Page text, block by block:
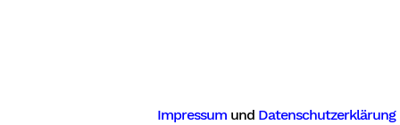
Impressum und Datenschutzerklärung